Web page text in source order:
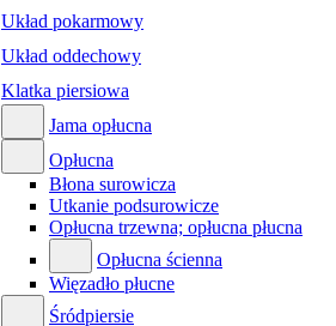
Układ pokarmowy
Układ oddechowy
Klatka piersiowa
Jama opłucna
Opłucna
Błona surowicza
Utkanie podsurowicze
Opłucna trzewna; opłucna płucna
Opłucna ścienna
Więzadło płucne
Śródpiersie